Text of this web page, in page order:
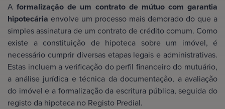
A formalização de um contrato de mútuo com garantia
hipotecária envolve um processo mais demorado do que a
simples assinatura de um contrato de crédito comum. Como
existe a constituição de hipoteca sobre um imóvel, é
necessário cumprir diversas etapas legais e administrativas.
Estas incluem a verificação do perfil financeiro do mutuário,
a análise jurídica e técnica da documentação, a avaliação
do imóvel e a formalização da escritura pública, seguida do
registo da hipoteca no Registo Predial.